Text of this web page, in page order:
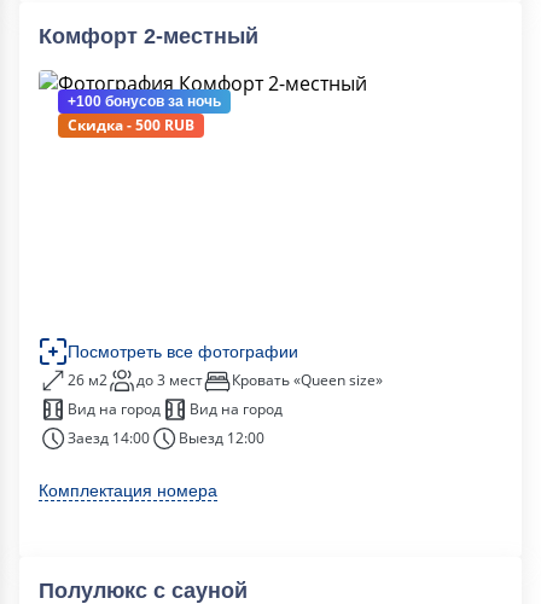
Комфорт 2-местный
+100 бонусов за ночь
Скидка - 500 RUB
Посмотреть все фотографии
26 м2 до 3 мест
Кровать «Queen size»
Вид на город
Вид на город
Заезд 14:00
Выезд 12:00
Комплектация номера
Полулюкс с сауной